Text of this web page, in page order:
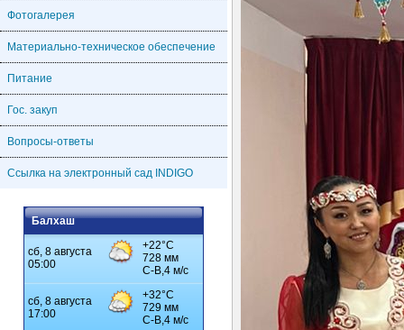
Фотогалерея
Материально-техническое обеспечение
Питание
Гос. закуп
Вопросы-ответы
Ссылка на электронный сад INDIGO
Балхаш